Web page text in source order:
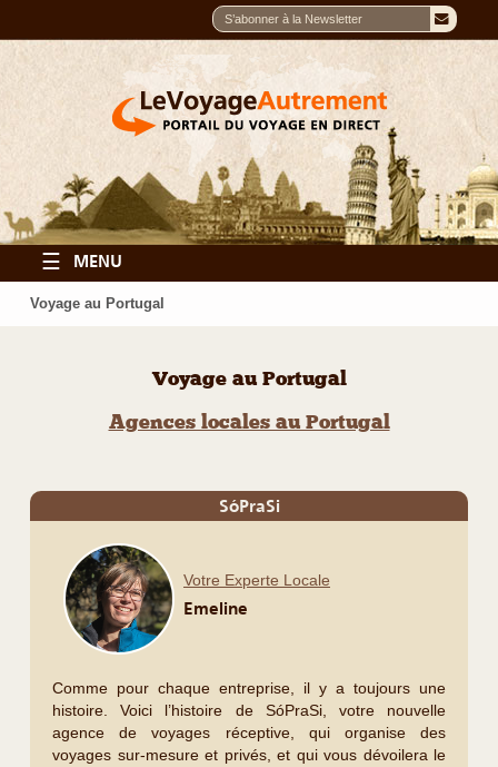
☰ MENU
Voyage au Portugal
Voyage au Portugal
Agences locales au Portugal
SóPraSi
Votre Experte Locale
Emeline
Comme pour chaque entreprise, il y a toujours une
histoire. Voici l’histoire de SóPraSi, votre nouvelle
agence de voyages réceptive, qui organise des
voyages sur-mesure et privés, et qui vous dévoilera le